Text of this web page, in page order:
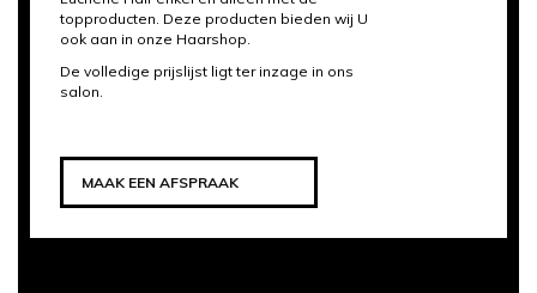
topproducten. Deze producten bieden wij U
ook aan in onze Haarshop.
De volledige prijslijst ligt ter inzage in ons
salon.
MAAK EEN AFSPRAAK
baleyage, sun-kissed, twilighting, bang-lights,
VORM
Onze VORM-dienst biedt u tal van
Put your hair up in the
air
Waarom niet eens de haren ‘up in the air’?
Showpony